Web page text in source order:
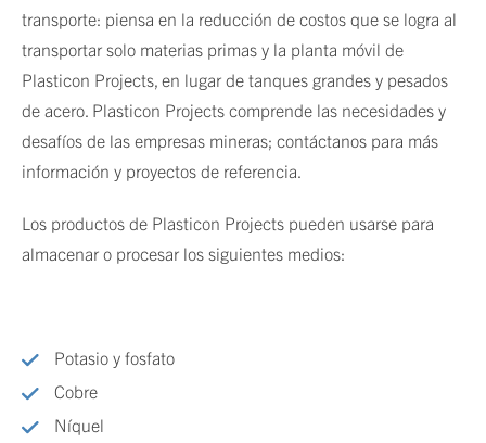
transporte: piensa en la reducción de costos que se logra al
transportar solo materias primas y la planta móvil de
Plasticon Projects, en lugar de tanques grandes y pesados
de acero. Plasticon Projects comprende las necesidades y
desafíos de las empresas mineras; contáctanos para más
información y proyectos de referencia.
Los productos de Plasticon Projects pueden usarse para
almacenar o procesar los siguientes medios:
Potasio y fosfato
Cobre
Níquel